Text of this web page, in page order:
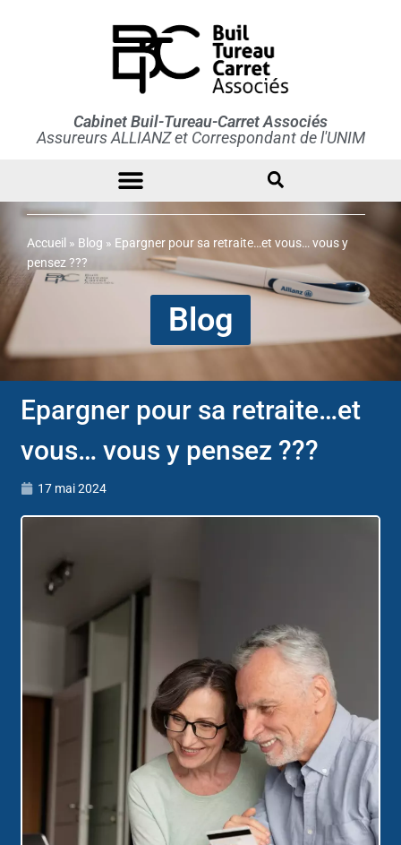
Cabinet Buil-Tureau-Carret Associés
Assureurs ALLIANZ et Correspondant de l'UNIM
Accueil » Blog » Epargner pour sa retraite…et vous… vous y
pensez ???
Blog
Epargner pour sa retraite…et
vous… vous y pensez ???
17 mai 2024